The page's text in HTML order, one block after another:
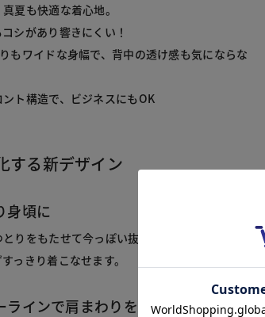
夏も快適な着心地。
シがあり響きにくい！
もワイドな身幅で、背中の透け感も気にならな
ト構造で、ビジネスにもOK
する新デザイン
身頃に
りをもたせて今っぽい抜け感シルエットにチェン
っきり着こなせます。
インで肩まわりを華奢魅せ